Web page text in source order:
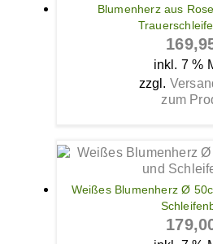
Blumenherz aus
inkl. 7 %
zzgl.
zum
Weißes Blumenherz Ø